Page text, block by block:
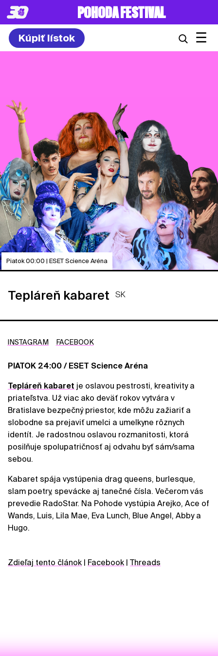
POHODA FESTIVAL
Kúpiť lístok ☰
Piatok 00:00 | ESET Science Aréna
Tepláreň kabaret SK
INSTAGRAM FACEBOOK
PIATOK 24:00 / ESET Science Aréna
Tepláreň kabaret je oslavou pestrosti, kreativity a
priateľstva. Už viac ako deväť rokov vytvára v
Bratislave bezpečný priestor, kde môžu zažiariť a
slobodne sa prejaviť umelci a umelkyne rôznych
identít. Je radostnou oslavou rozmanitosti, ktorá
posilňuje spolupatričnosť aj odvahu byť sám/sama
sebou.
Kabaret spája vystúpenia drag queens, burlesque,
slam poetry, spevácke aj tanečné čísla. Večerom vás
prevedie RadoStar. Na Pohode vystúpia Arejko, Ace of
Wands, Luis, Lila Mae, Eva Lunch, Blue Angel, Abby a
Hugo.
Zdieľaj tento článok | Facebook | Threads